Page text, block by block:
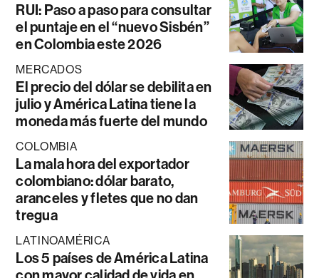
RUI: Paso a paso para consultar
el puntaje en el “nuevo Sisbén”
en Colombia este 2026
MERCADOS
El precio del dólar se debilita en
julio y América Latina tiene la
moneda más fuerte del mundo
COLOMBIA
La mala hora del exportador
colombiano: dólar barato,
aranceles y fletes que no dan
tregua
LATINOAMÉRICA
Los 5 países de América Latina